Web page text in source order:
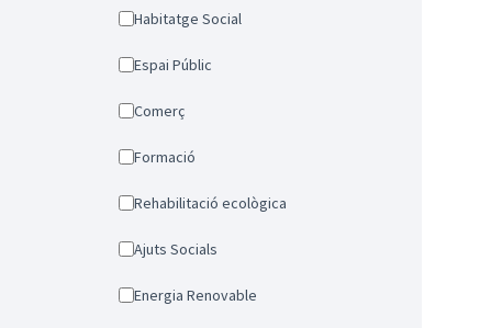
Habitatge Social
Espai Públic
Comerç
Formació
Rehabilitació ecològica
Ajuts Socials
Energia Renovable